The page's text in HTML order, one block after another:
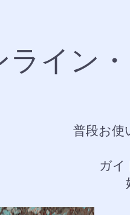
ライン
普段お使
ガイ